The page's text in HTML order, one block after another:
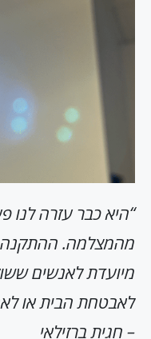
“היא כבר עזרה לנו
מהמצלמה. ההתקנה
מיועדת לאנשים
לאבטחת הבית או
– חגית ברזילאי